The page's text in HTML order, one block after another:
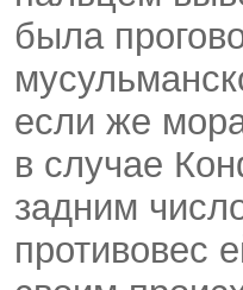
была
если же
в случае
задним
противовес